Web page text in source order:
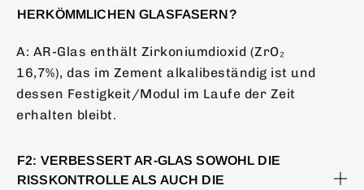
HERKÖMMLICHEN GLASFASERN?
A: AR-Glas enthält Zirkoniumdioxid (ZrO₂
16,7%), das im Zement alkalibeständig ist und
dessen Festigkeit/Modul im Laufe der Zeit
erhalten bleibt.
F2: VERBESSERT AR-GLAS SOWOHL DIE
RISSKONTROLLE ALS AUCH DIE